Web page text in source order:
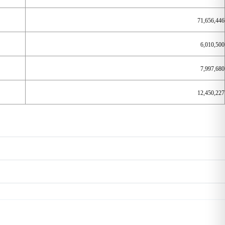
71,656,446
6,010,500
7,997,680
12,450,227